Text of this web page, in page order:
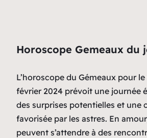
Horoscope Gemeaux du
L’horoscope du Gémeaux pour
février 2024 prévoit une journée
des surprises potentielles et une
favorisée par les astres. En
peuvent s’attendre à des